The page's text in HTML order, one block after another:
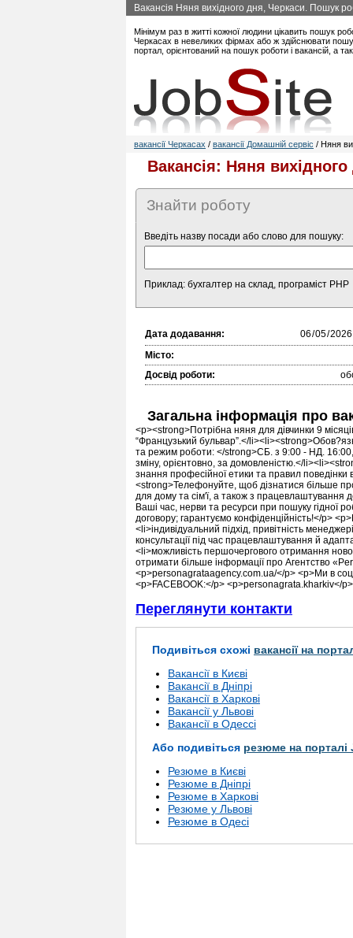
Вакансія Няня вихідного дня, Черкаси. Пошук
Мінімум раз в житті кожної людини цікавить пошук
Черкасах в невеликих фірмах або ж здійснювати
портал, орієнтований на пошук роботи і вакансій, а
вакансії Черкасах / вакансії Домашній сервіс / Няня
Вакансія: Няня
Знайти роботу
Введіть назву посади або слово для пошуку:
Приклад: бухгалтер на склад, програміст PHP
Дата додавання:
Місто:
Досвід роботи:
Загальна інформація про
<p><strong>Потрібна няня для дівчинки 9
“Французький бульвар”.</
та режим роботи: </strong>СБ. з 9:00 - НД.
зміну, орієнтовно, за домовленістю.</
знання професійної етики та правил поведінки
<strong>Телефонуйте, щоб дізнатися більше
для дому та сім'ї, а також з працевлаштування
Ваші час, нерви та ресурси при пошуку гідної
договору; гарантуємо конфіденційність!</p>
<li>індивідуальний підхід, привітність
консультації під час працевлаштування й
<li>можливість першочергового отримання
отримати більше інформації про Агентство
<p>personagrataagency.com.ua/</p> <p>Ми в
<p>FACEBOOK:</p> <p>personagrata.kharkiv</
Переглянути контакти
Подивіться схожі вакансії на
Вакансії в Києві
Вакансії в Дніпрі
Вакансії в Харкові
Вакансії у Львові
Вакансії в Одессі
Або подивіться резюме на порталі
Резюме в Києві
Резюме в Дніпрі
Резюме в Харкові
Резюме у Львові
Резюме в Одесі